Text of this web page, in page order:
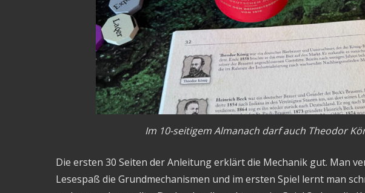
Im 10-seitigem Almanach darf auch Theodor
Die ersten 30 Seiten der Anleitung erklärt die Mechanik gut. Man
Lesespaß die Grundmechanismen und im ersten Spiel lernt man